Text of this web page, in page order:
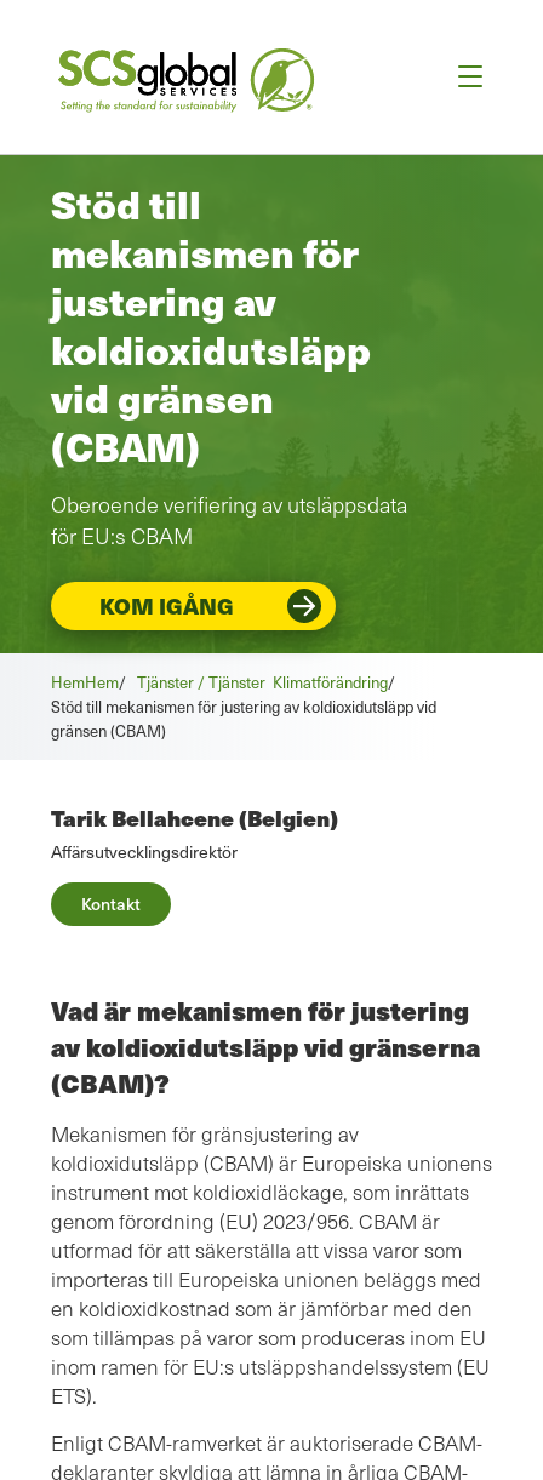
Stöd till
mekanismen för
justering av
koldioxidutsläpp
vid gränsen
(CBAM)
Oberoende verifiering av utsläppsdata
för EU:s CBAM
KOM IGÅNG
Hem /
Hem Tjänster / Tjänster Klimatförändring/
Stöd till mekanismen för justering av koldioxidutsläpp vid
gränsen (CBAM)
Tarik Bellahcene (Belgien)
Affärsutvecklingsdirektör
Kontakt
Vad är mekanismen för justering
av koldioxidutsläpp vid gränserna
(CBAM)?
Mekanismen för gränsjustering av
koldioxidutsläpp (CBAM) är Europeiska unionens
instrument mot koldioxidläckage, som inrättats
genom förordning (EU) 2023/956. CBAM är
utformad för att säkerställa att vissa varor som
importeras till Europeiska unionen beläggs med
en koldioxidkostnad som är jämförbar med den
som tillämpas på varor som produceras inom EU
inom ramen för EU:s utsläppshandelssystem (EU
ETS).
Enligt CBAM-ramverket är auktoriserade CBAM-
deklaranter skyldiga att lämna in årliga CBAM-